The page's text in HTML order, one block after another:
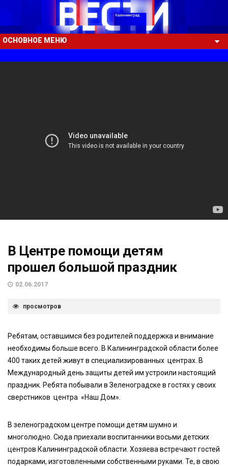
ОСНОВНОЕ МЕНЮ
В Центре помощи детям
прошел большой праздник
02.06.2017
просмотров
Ребятам, оставшимся без родителей поддержка и внимание
необходимы больше всего. В Калининградской области более
400 таких детей живут в специализированных центрах. В
Международный день защиты детей им устроили настоящий
праздник. Ребята побывали в Зеленоградске в гостях у своих
сверстников центра «Наш Дом».
В зеленоградском центре помощи детям шумно и
многолюдно. Сюда приехали воспитанники восьми детских
центров Калининградской области. Хозяева встречают гостей
подарками, изготовленными собственными руками. Те, в свою